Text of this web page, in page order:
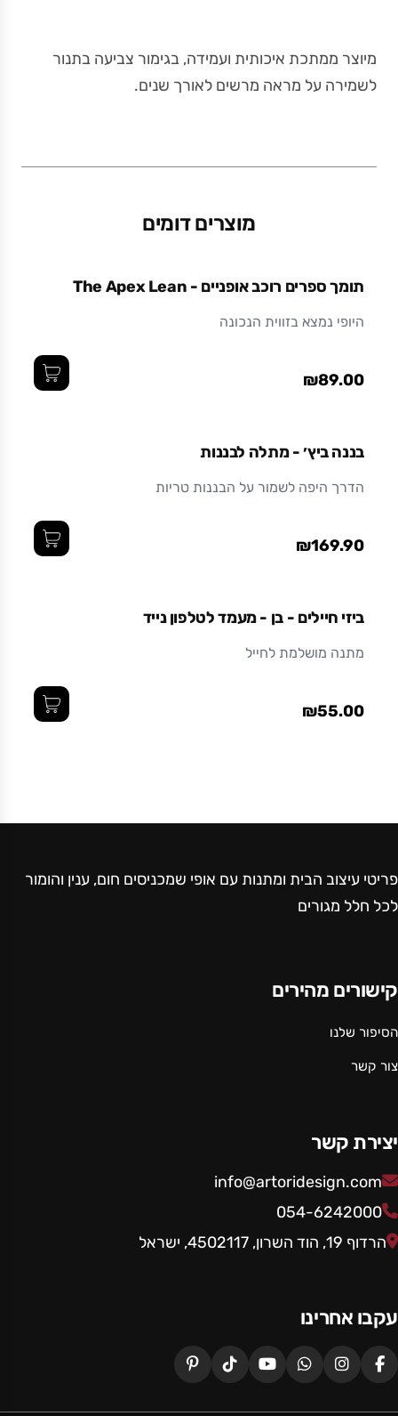
מיוצר ממתכת איכותית ועמידה, בגימור צביעה בתנור
לשמירה על מראה מרשים לאורך שנים.
מוצרים דומים
תומך ספרים רוכב אופניים - The Apex Lean
היופי נמצא בזווית הנכונה
₪89.00
בננה ביץ׳ - מתלה לבננות
הדרך היפה לשמור על הבננות טריות
₪169.90
ביזי חיילים - בן - מעמד לטלפון נייד
מתנה מושלמת לחייל
₪55.00
פריטי עיצוב הבית ומתנות עם אופי שמכניסים חום, ענין והומור
לכל חלל מגורים
קישורים מהירים
הסיפור שלנו
צור קשר
יצירת קשר
info@artoridesign.com
054-6242000
הרדוף 19, הוד השרון, 4502117, ישראל
עקבו אחרינו